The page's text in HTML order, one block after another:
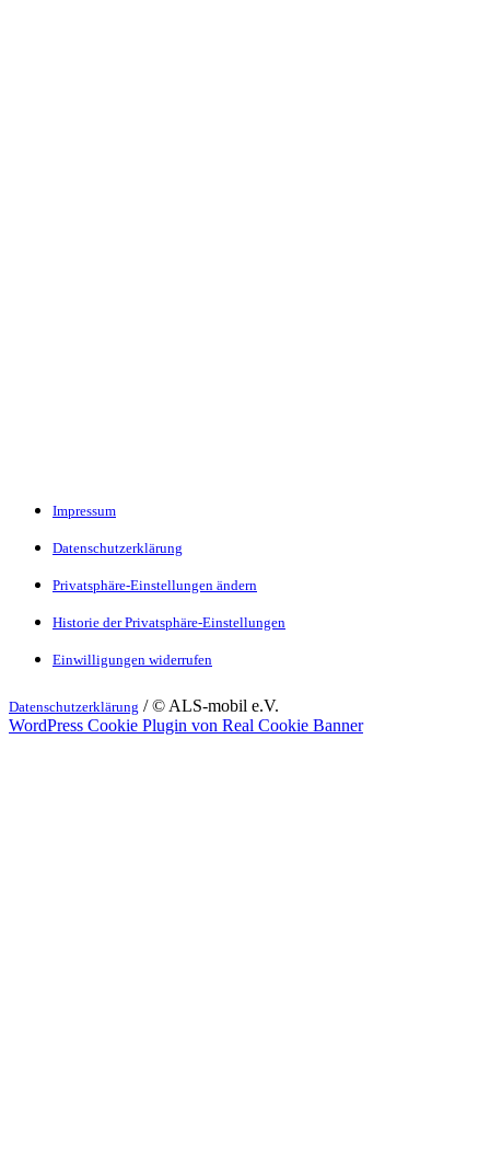
Impressum
Datenschutzerklärung
Privatsphäre-Einstellungen ändern
Historie der Privatsphäre-Einstellungen
Einwilligungen widerrufen
Datenschutzerklärung / © ALS-mobil e.V.
WordPress Cookie Plugin von Real Cookie Banner